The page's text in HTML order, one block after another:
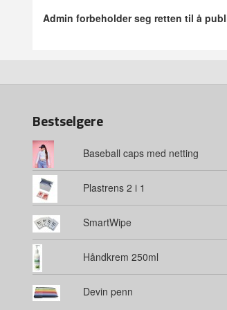
Admin forbeholder seg retten til å
Bestselgere
Baseball caps med netting
Plastrens 2 i 1
SmartWipe
Håndkrem 250ml
Devin penn